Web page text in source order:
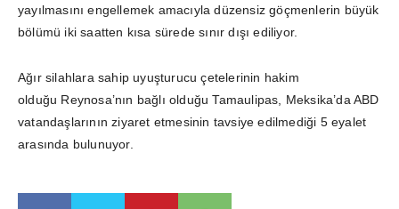
yayılmasını engellemek amacıyla düzensiz göçmenlerin büyük
bölümü iki saatten kısa sürede sınır dışı ediliyor.
Ağır silahlara sahip uyuşturucu çetelerinin hakim
olduğu Reynosa’nın bağlı olduğu Tamaulipas, Meksika’da ABD
vatandaşlarının ziyaret etmesinin tavsiye edilmediği 5 eyalet
arasında bulunuyor.